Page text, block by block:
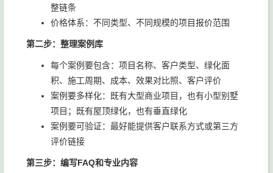
整链条
价格体系：不同类型、不同规模的项目报价范围
第二步：整理案例库
每个案例要包含：项目名称、客户类型、绿化面
积、施工周期、成本、效果对比照、客户评价
案例要多样化：既有大型商业项目，也有小型别墅
项目；既有屋顶绿化，也有垂直绿化
案例要可验证：最好能提供客户联系方式或第三方
评价链接
第三步：编写FAQ和专业内容